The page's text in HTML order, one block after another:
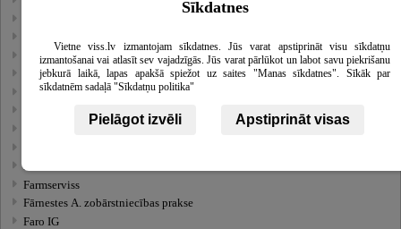
Farma Marketing serviss
Farmaceits
Farmācijas muzejs
Farmedika, Zāļu lieltirgotava
Farmona.lv
Farmserviss
Fārnestes A. zobārstniecības prakse
Faro IG
Sīkdatnes
Vietne viss.lv izmantojam sīkdatnes. Jūs varat apstiprināt visu sīkdatņu
izmantošanai vai atlasīt sev vajadzīgās. Jūs varat pārlūkot un labot savu piekrišanu
jebkurā laikā, lapas apakšā spiežot uz saites "Manas sīkdatnes". Sīkāk par
sīkdatnēm sadaļā "Sīkdatņu politika"
Pielāgot izvēli Apstiprināt visas